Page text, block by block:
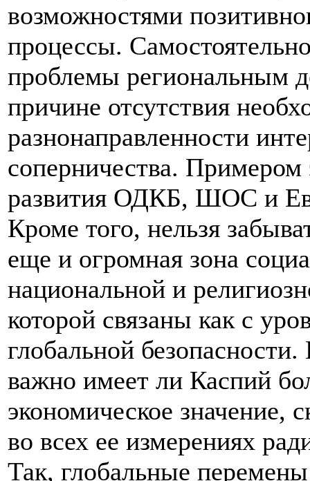
возможностями
процессы.
проблемы региональным
причине отсутствия
разнонаправленности
соперничества.
развития ОДКБ, ШОС и
Кроме того, нельзя
еще и огромная зона
национальной и
которой связаны как с
глобальной
важно имеет ли Каспий
экономическое значение,
во всех ее измерениях
Так, глобальные